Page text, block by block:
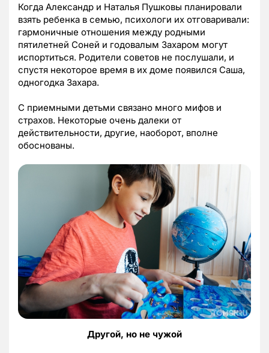
Когда Александр и Наталья Пушковы планировали
взять ребенка в семью, психологи их отговаривали:
гармоничные отношения между родными
пятилетней Соней и годовалым Захаром могут
испортиться. Родители советов не послушали, и
спустя некоторое время в их доме появился Саша,
одногодка Захара.
С приемными детьми связано много мифов и
страхов. Некоторые очень далеки от
действительности, другие, наоборот, вполне
обоснованы.
Другой, но не чужой